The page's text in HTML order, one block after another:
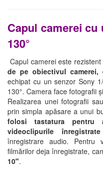
Capul camerei cu
130°
Capul camerei este
de pe obiectivul camerei,
echipat cu un senzor Sony
130°. Camera face fotografii
Realizarea unei fotografii
prin simpla apăsare a unui
folosi tastatura
videoclipurile
înregistrare audio. Pentru
filmărilor deja înregistrate,
10".